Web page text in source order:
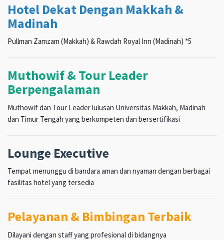
Hotel Dekat Dengan Makkah &
Madinah
Pullman Zamzam (Makkah) & Rawdah Royal Inn (Madinah) *5
Muthowif & Tour Leader
Berpengalaman
Muthowif dan Tour Leader lulusan Universitas Makkah, Madinah
dan Timur Tengah yang berkompeten dan bersertifikasi
Lounge Executive
Tempat menunggu di bandara aman dan nyaman dengan berbagai
fasilitas hotel yang tersedia
Pelayanan & Bimbingan Terbaik
Dilayani dengan staff yang profesional di bidangnya